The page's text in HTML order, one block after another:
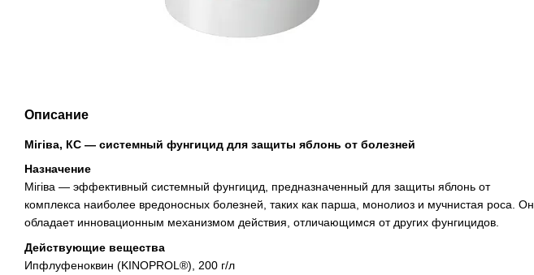
Описание
Мігіва, КС — системный фунгицид для защиты яблонь от болезней
Назначение
Мігіва — эффективный системный фунгицид, предназначенный для защиты яблонь от
комплекса наиболее вредоносных болезней, таких как парша, монолиоз и мучнистая роса. Он
обладает инновационным механизмом действия, отличающимся от других фунгицидов.
Действующие вещества
Ипфлуфеноквин (KINOPROL®), 200 г/л